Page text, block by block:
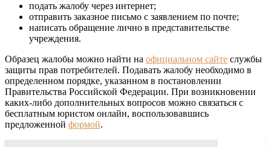
подать жалобу через интернет;
отправить заказное письмо с заявлением по почте;
написать обращение лично в представительстве
учреждения.
Образец жалобы можно найти на официальном сайте службы
защиты прав потребителей. Подавать жалобу необходимо в
определенном порядке, указанном в постановлении
Правительства Российской Федерации. При возникновении
каких-либо дополнительных вопросов можно связаться с
бесплатным юристом онлайн, воспользовавшись
предложенной формой.